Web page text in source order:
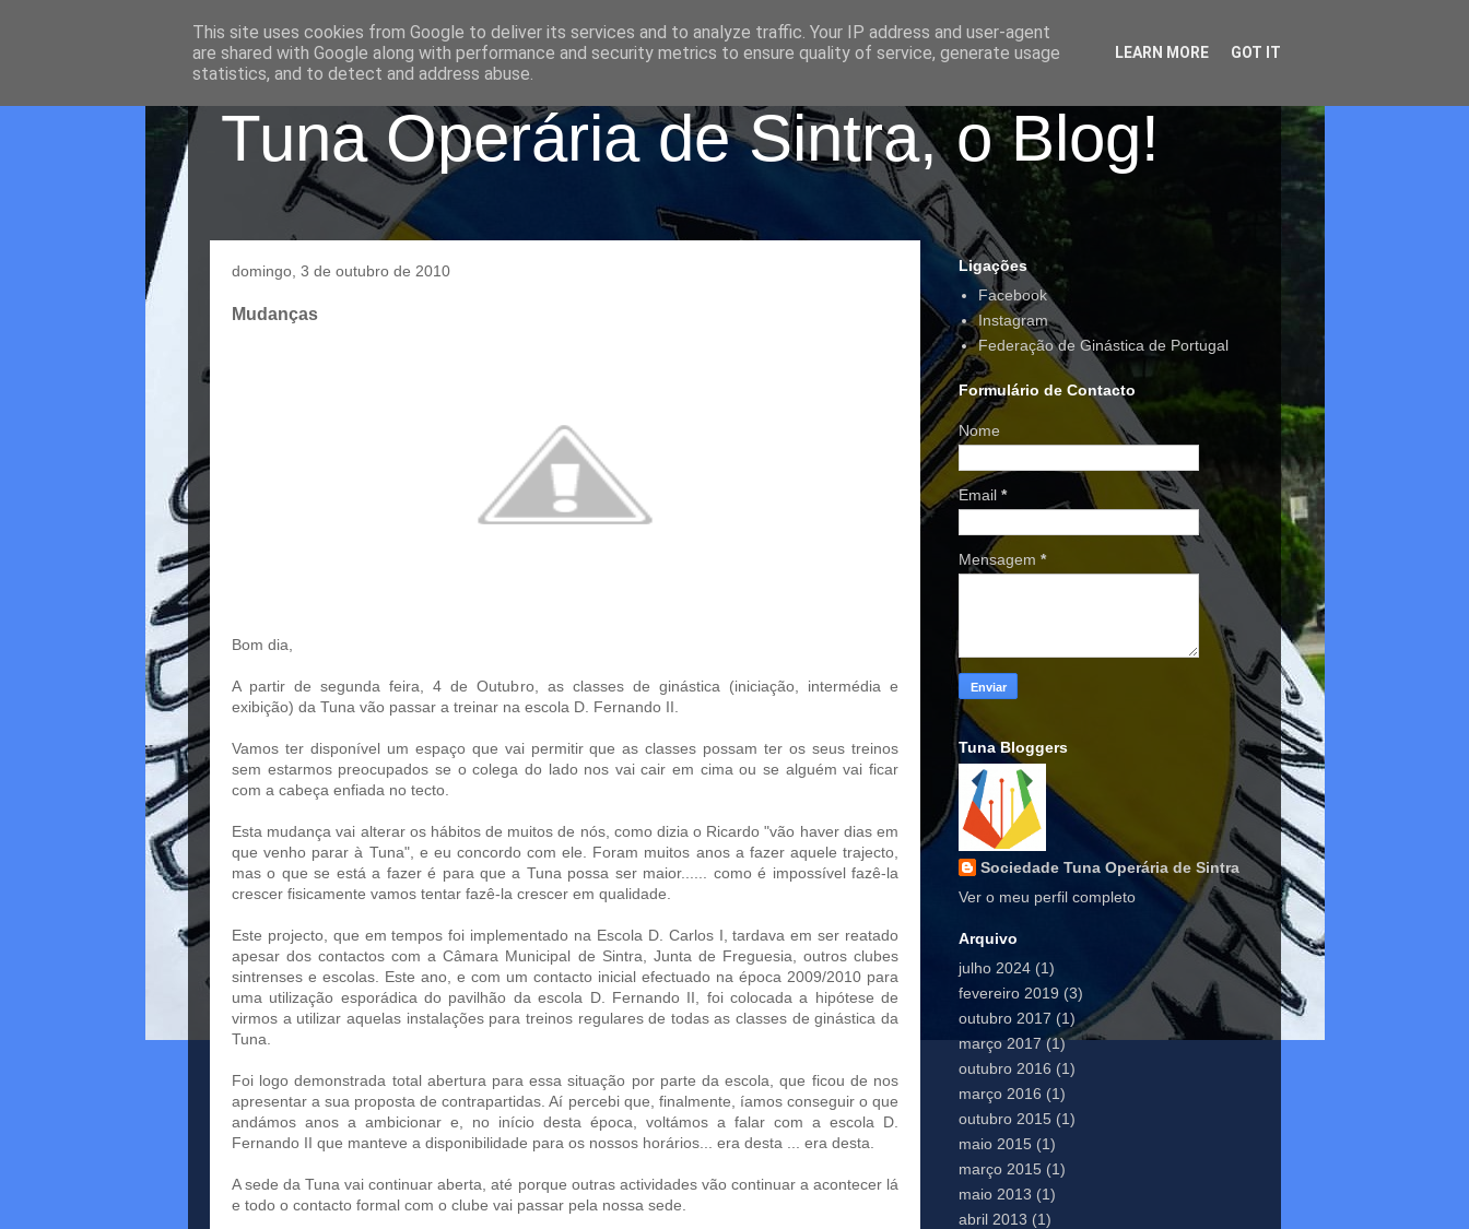
Tuna Operária de Sintra, o Blog!
domingo, 3 de outubro de 2010
Mudanças
Bom dia,
A partir de segunda feira, 4 de Outubro, as classes de ginástica (iniciação, intermédia e
exibição) da Tuna vão passar a treinar na escola D. Fernando II.
Vamos ter disponível um espaço que vai permitir que as classes possam ter os seus treinos
sem estarmos preocupados se o colega do lado nos vai cair em cima ou se alguém vai ficar
com a cabeça enfiada no tecto.
Esta mudança vai alterar os hábitos de muitos de nós, como dizia o Ricardo "vão haver dias em
que venho parar à Tuna", e eu concordo com ele. Foram muitos anos a fazer aquele trajecto,
mas o que se está a fazer é para que a Tuna possa ser maior...... como é impossível fazê-la
crescer fisicamente vamos tentar fazê-la crescer em qualidade.
Este projecto, que em tempos foi implementado na Escola D. Carlos I, tardava em ser reatado
apesar dos contactos com a Câmara Municipal de Sintra, Junta de Freguesia, outros clubes
sintrenses e escolas. Este ano, e com um contacto inicial efectuado na época 2009/2010 para
uma utilização esporádica do pavilhão da escola D. Fernando II, foi colocada a hipótese de
virmos a utilizar aquelas instalações para treinos regulares de todas as classes de ginástica da
Tuna.
Foi logo demonstrada total abertura para essa situação por parte da escola, que ficou de nos
apresentar a sua proposta de contrapartidas. Aí percebi que, finalmente, íamos conseguir o que
andámos anos a ambicionar e, no início desta época, voltámos a falar com a escola D.
Fernando II que manteve a disponibilidade para os nossos horários... era desta ... era desta.
A sede da Tuna vai continuar aberta, até porque outras actividades vão continuar a acontecer lá
e todo o contacto formal com o clube vai passar pela nossa sede.
Ligações
Facebook
Instagram
Federação de Ginástica de Portugal
Formulário de Contacto
Nome
Email *
Mensagem *
Tuna Bloggers
Sociedade Tuna Operária de Sintra
Ver o meu perfil completo
Arquivo
julho 2024 (1)
fevereiro 2019 (3)
outubro 2017 (1)
março 2017 (1)
outubro 2016 (1)
março 2016 (1)
outubro 2015 (1)
maio 2015 (1)
março 2015 (1)
maio 2013 (1)
abril 2013 (1)
This site uses cookies from Google to deliver its services and to analyze traffic. Your IP address and user-agent
are shared with Google along with performance and security metrics to ensure quality of service, generate usage
statistics, and to detect and address abuse.
LEARN MORE GOT IT